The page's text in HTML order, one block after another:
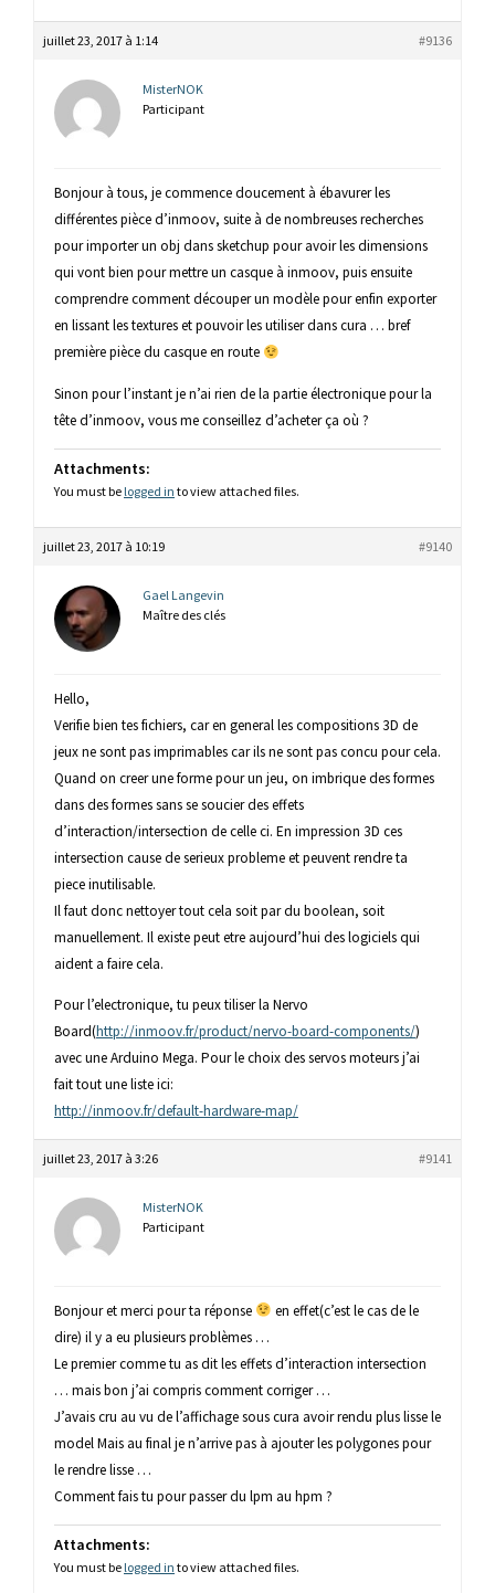
juillet 23, 2017 à 1:14 #9136
MisterNOK
Participant
Bonjour à tous, je commence doucement à ébavurer les
différentes pièce d’inmoov, suite à de nombreuses recherches
pour importer un obj dans sketchup pour avoir les dimensions
qui vont bien pour mettre un casque à inmoov, puis ensuite
comprendre comment découper un modèle pour enfin exporter
en lissant les textures et pouvoir les utiliser dans cura … bref
première pièce du casque en route
Sinon pour l’instant je n’ai rien de la partie électronique pour la
tête d’inmoov, vous me conseillez d’acheter ça où ?
Attachments:
You must be logged in to view attached files.
juillet 23, 2017 à 10:19 #9140
Gael Langevin
Maître des clés
Hello,
Verifie bien tes fichiers, car en general les compositions 3D de
jeux ne sont pas imprimables car ils ne sont pas concu pour cela.
Quand on creer une forme pour un jeu, on imbrique des formes
dans des formes sans se soucier des effets
d’interaction/intersection de celle ci. En impression 3D ces
intersection cause de serieux probleme et peuvent rendre ta
piece inutilisable.
Il faut donc nettoyer tout cela soit par du boolean, soit
manuellement. Il existe peut etre aujourd’hui des logiciels qui
aident a faire cela.
Pour l’electronique, tu peux tiliser la Nervo
Board(http://inmoov.fr/product/nervo-board-components/)
avec une Arduino Mega. Pour le choix des servos moteurs j’ai
fait tout une liste ici:
http://inmoov.fr/default-hardware-map/
juillet 23, 2017 à 3:26 #9141
MisterNOK
Participant
Bonjour et merci pour ta réponse
en effet(c’est le cas de le
dire) il y a eu plusieurs problèmes …
Le premier comme tu as dit les effets d’interaction intersection
… mais bon j’ai compris comment corriger …
J’avais cru au vu de l’affichage sous cura avoir rendu plus lisse le
model Mais au final je n’arrive pas à ajouter les polygones pour
le rendre lisse …
Comment fais tu pour passer du lpm au hpm ?
Attachments:
You must be logged in to view attached files.